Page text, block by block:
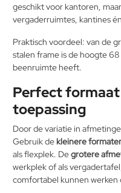
geschikt voor kantoren,
vergaderruimtes, kantines
Praktisch voordeel: van de
stalen frame is de hoogte
beenruimte heeft.
Perfect
toepassing
Door de variatie in
Gebruik dekleinere
als flexplek. Degrotere
werkplek of als
comfortabel kunnen werken